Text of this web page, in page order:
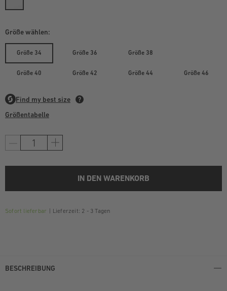
Größe wählen:
Größe 34 Größe 36 Größe 38
Größe 40 Größe 42 Größe 44 Größe 46
Größentabelle
IN DEN WARENKORB
Sofort lieferbar Lieferzeit: 2 - 3 Tagen
BESCHREIBUNG